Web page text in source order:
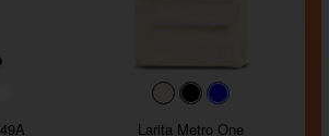
#faf0e6#000000
Larita Metro One